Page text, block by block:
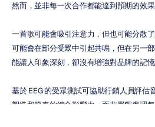
然而，並非每一次合作都能達到預期的效果
一首歌可能會吸引注意力，但也可能分散
可能會在部分受眾中引起共鳴，但在另一
能讓人印象深刻，卻沒有增強對品牌的記憶
基於 EEG 的受眾測試可協助行銷人員評估
塑造和節奏的綜合影響力，而非單獨處理每